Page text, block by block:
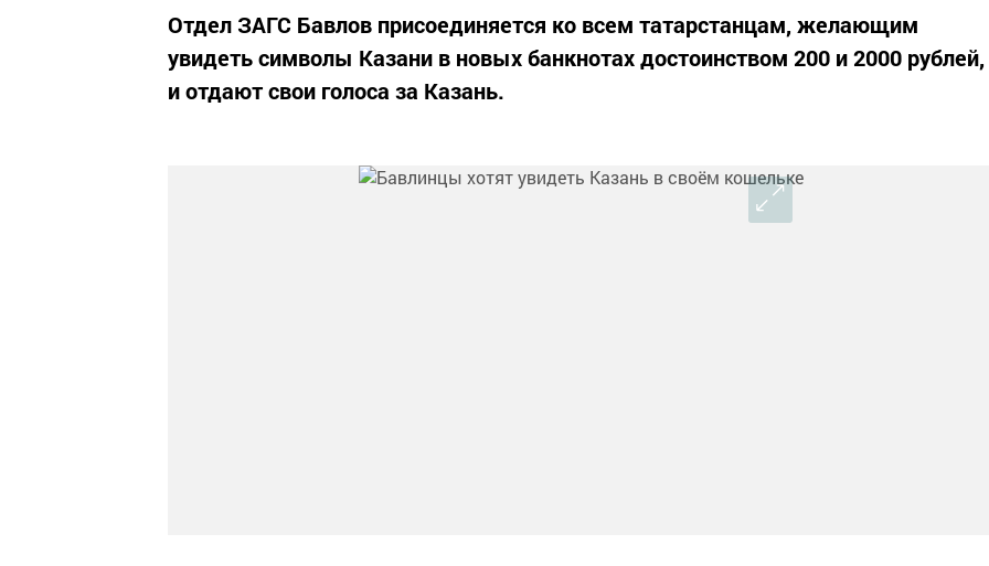
Отдел ЗАГС Бавлов присоединяется ко всем татарстанцам, желающим
увидеть символы Казани в новых банкнотах достоинством 200 и 2000 рублей,
и отдают свои голоса за Казань.